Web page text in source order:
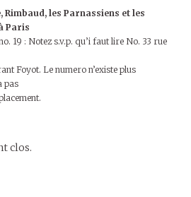
Rimbaud, les Parnassiens et les
Paris
19 : Notez s.v.p. qu’i faut lire No. 33 rue
Foyot. Le numero n’existe plus
pas
clos.